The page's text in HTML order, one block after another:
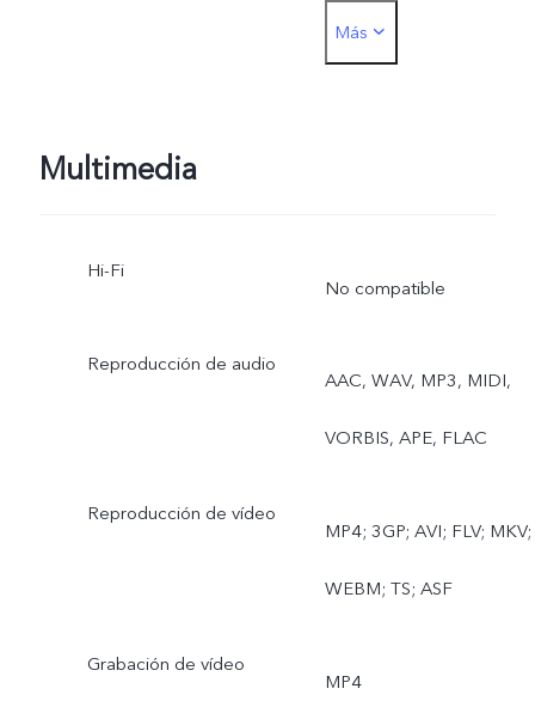
en vivo, Alta resolución,
Más
Multimedia
Hi-Fi
No compatible
Reproducción de audio
AAC, WAV, MP3, MIDI,
VORBIS, APE, FLAC
Reproducción de vídeo
MP4; 3GP; AVI; FLV; MKV;
WEBM; TS; ASF
Grabación de vídeo
MP4